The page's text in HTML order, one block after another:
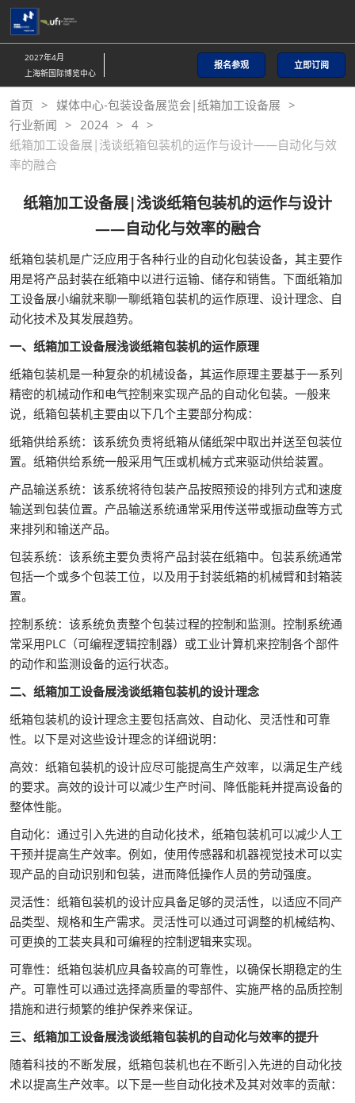
直
接
跳
至
内
容
2027年4月
上海新国际博览中心
报名参观 立即订阅
首页
媒体中心-包装设备展览会|纸箱加工设备展
行业新闻
2024
4
纸箱加工设备展|浅谈纸箱包装机的运作与设计——自动化与效
率的融合
纸箱加工设备展|浅谈纸箱包装机的运作与设计
——自动化与效率的融合
纸箱包装机是广泛应用于各种行业的自动化包装设备，其主要作
用是将产品封装在纸箱中以进行运输、储存和销售。下面纸箱加
工设备展小编就来聊一聊纸箱包装机的运作原理、设计理念、自
动化技术及其发展趋势。
一、纸箱加工设备展浅谈纸箱包装机的运作原理
纸箱包装机是一种复杂的机械设备，其运作原理主要基于一系列
精密的机械动作和电气控制来实现产品的自动化包装。一般来
说，纸箱包装机主要由以下几个主要部分构成：
纸箱供给系统：该系统负责将纸箱从储纸架中取出并送至包装位
置。纸箱供给系统一般采用气压或机械方式来驱动供给装置。
产品输送系统：该系统将待包装产品按照预设的排列方式和速度
输送到包装位置。产品输送系统通常采用传送带或振动盘等方式
来排列和输送产品。
包装系统：该系统主要负责将产品封装在纸箱中。包装系统通常
包括一个或多个包装工位，以及用于封装纸箱的机械臂和封箱装
置。
控制系统：该系统负责整个包装过程的控制和监测。控制系统通
常采用PLC（可编程逻辑控制器）或工业计算机来控制各个部件
的动作和监测设备的运行状态。
二、纸箱加工设备展浅谈纸箱包装机的设计理念
纸箱包装机的设计理念主要包括高效、自动化、灵活性和可靠
性。以下是对这些设计理念的详细说明：
高效：纸箱包装机的设计应尽可能提高生产效率，以满足生产线
的要求。高效的设计可以减少生产时间、降低能耗并提高设备的
整体性能。
自动化：通过引入先进的自动化技术，纸箱包装机可以减少人工
干预并提高生产效率。例如，使用传感器和机器视觉技术可以实
现产品的自动识别和包装，进而降低操作人员的劳动强度。
灵活性：纸箱包装机的设计应具备足够的灵活性，以适应不同产
品类型、规格和生产需求。灵活性可以通过可调整的机械结构、
可更换的工装夹具和可编程的控制逻辑来实现。
可靠性：纸箱包装机应具备较高的可靠性，以确保长期稳定的生
产。可靠性可以通过选择高质量的零部件、实施严格的品质控制
措施和进行频繁的维护保养来保证。
三、纸箱加工设备展浅谈纸箱包装机的自动化与效率的提升
随着科技的不断发展，纸箱包装机也在不断引入先进的自动化技
术以提高生产效率。以下是一些自动化技术及其对效率的贡献：